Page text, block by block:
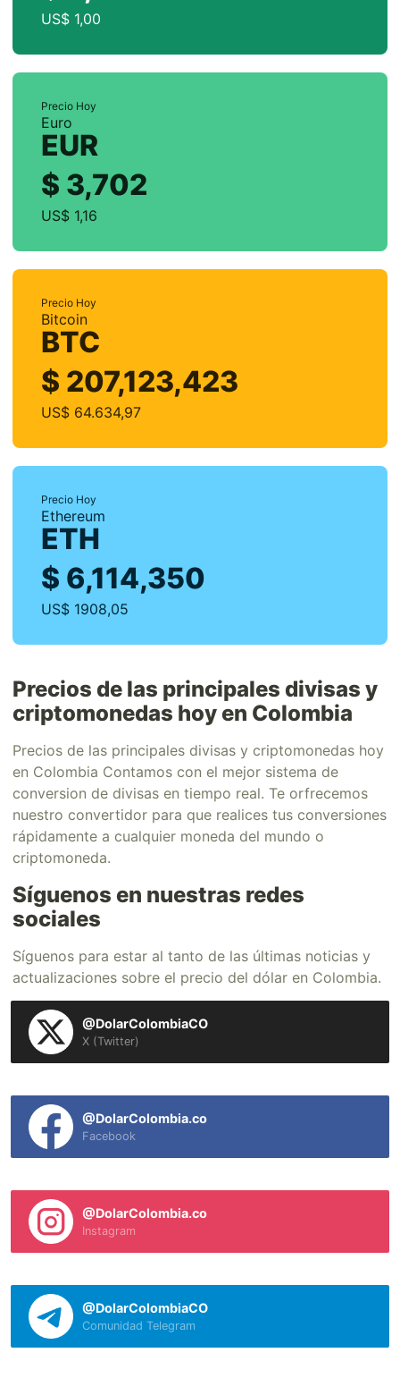
US$ 1,00
Precio Hoy
Euro
EUR
$ 3,702
US$ 1,16
Precio Hoy
Bitcoin
BTC
$ 207,123,423
US$ 64.634,97
Precio Hoy
Ethereum
ETH
$ 6,114,350
US$ 1908,05
Precios de las principales divisas y
criptomonedas hoy en Colombia
Precios de las principales divisas y criptomonedas hoy
en Colombia Contamos con el mejor sistema de
conversion de divisas en tiempo real. Te orfrecemos
nuestro convertidor para que realices tus conversiones
rápidamente a cualquier moneda del mundo o
criptomoneda.
Síguenos en nuestras redes
sociales
Síguenos para estar al tanto de las últimas noticias y
actualizaciones sobre el precio del dólar en Colombia.
@DolarColombiaCO
X (Twitter)
@DolarColombia.co
Facebook
@DolarColombia.co
Instagram
@DolarColombiaCO
Comunidad Telegram